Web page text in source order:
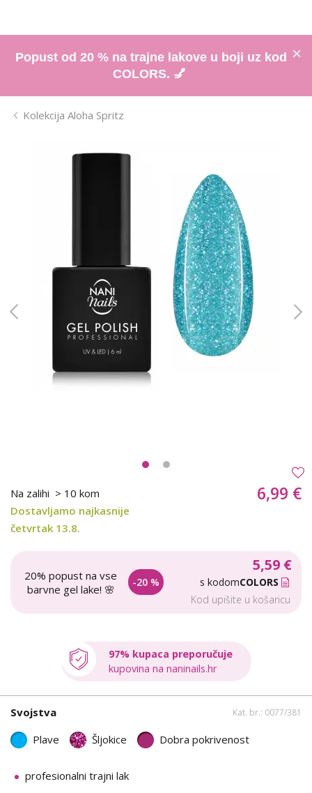
Popust od 20 % na trajne lakove u boji uz kod
COLORS. 💅
Kolekcija Aloha Spritz
Na zalihi > 10 kom
Dostavljamo najkasnije
četvrtak 13.8.
6,99 €
20% popust na vse
barvne gel lake! 🌸
-20 %
5,59 €
s kodomCOLORS
Kod upišite u košaricu
97% kupaca preporučuje
kupovina na naninails.hr
Svojstva Kat. br.: 0077/381
Plave Šljokice Dobra pokrivenost
profesionalni trajni lak